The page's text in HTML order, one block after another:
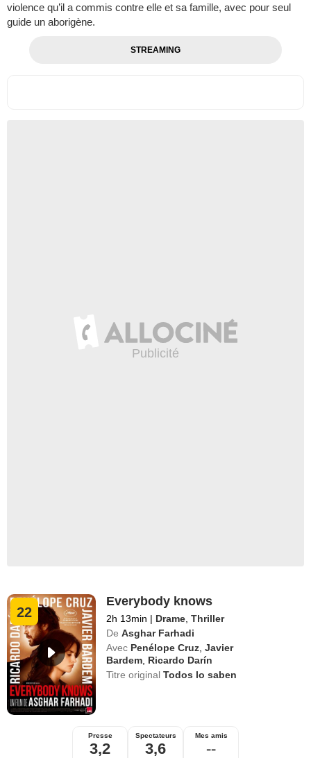
violence qu’il a commis contre elle et sa famille, avec pour seul
guide un aborigène.
STREAMING
22
Everybody knows
2h 13min | Drame ,Thriller
De Asghar Farhadi
Avec Penélope Cruz ,Javier
Bardem Ricardo Darín
Titre originalTodos lo saben
Presse
3,2
Spectateurs
3,6
Mes amis
--